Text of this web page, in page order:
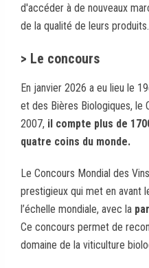
d'accéder à de nouveaux
de la qualité de leurs produits.
> Le concours
En janvier 2026 a eu lieu le
et des Bières Biologiques, le
2007, il compte plus de
quatre coins du monde.
Le Concours Mondial des
prestigieux qui met en avant
l’échelle mondiale, avec la
Ce concours permet de
domaine de la viticulture